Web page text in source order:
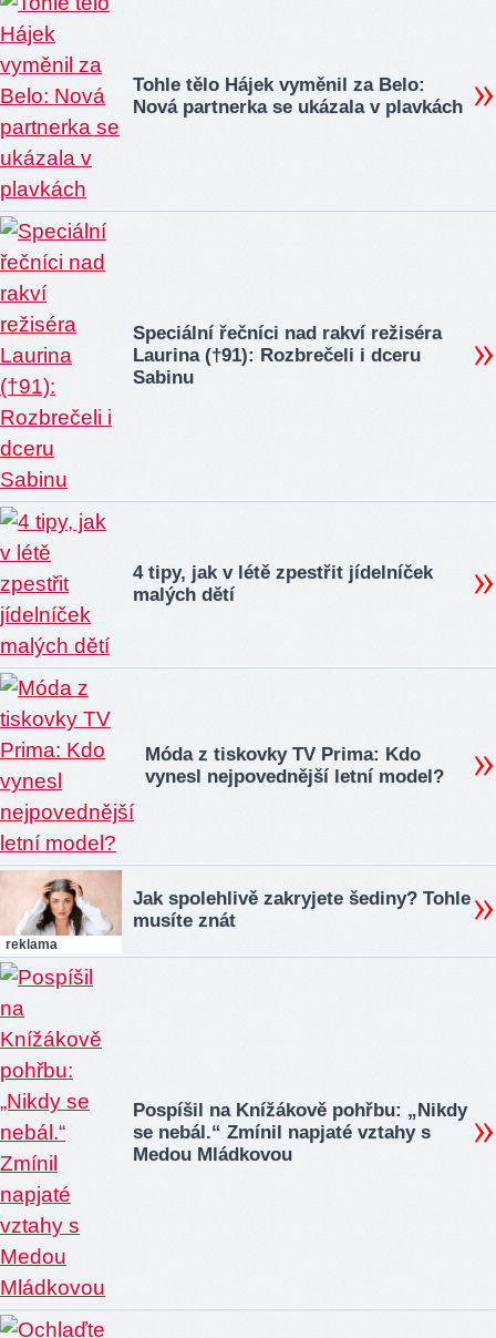
Tohle tělo Hájek vyměnil za Belo:
Nová partnerka se ukázala v plavkách
Speciální řečníci nad rakví režiséra
Laurina (†91): Rozbrečeli i dceru
Sabinu
4 tipy, jak v létě zpestřit jídelníček
malých dětí
Móda z tiskovky TV Prima: Kdo
vynesl nejpovednější letní model?
reklama
Jak spolehlivě zakryjete šediny? Tohle
musíte znát
Pospíšil na Knížákově pohřbu: „Nikdy
se nebál.“ Zmínil napjaté vztahy s
Medou Mládkovou